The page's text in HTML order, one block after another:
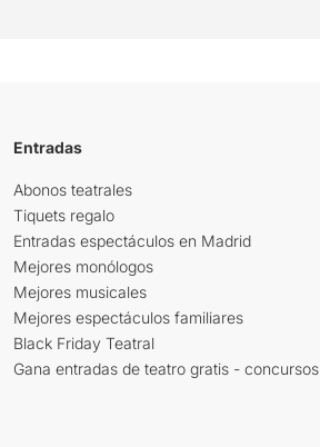
Entradas
Abonos teatrales
Tiquets regalo
Entradas espectáculos en Madrid
Mejores monólogos
Mejores musicales
Mejores espectáculos familiares
Black Friday Teatral
Gana entradas de teatro gratis - concursos